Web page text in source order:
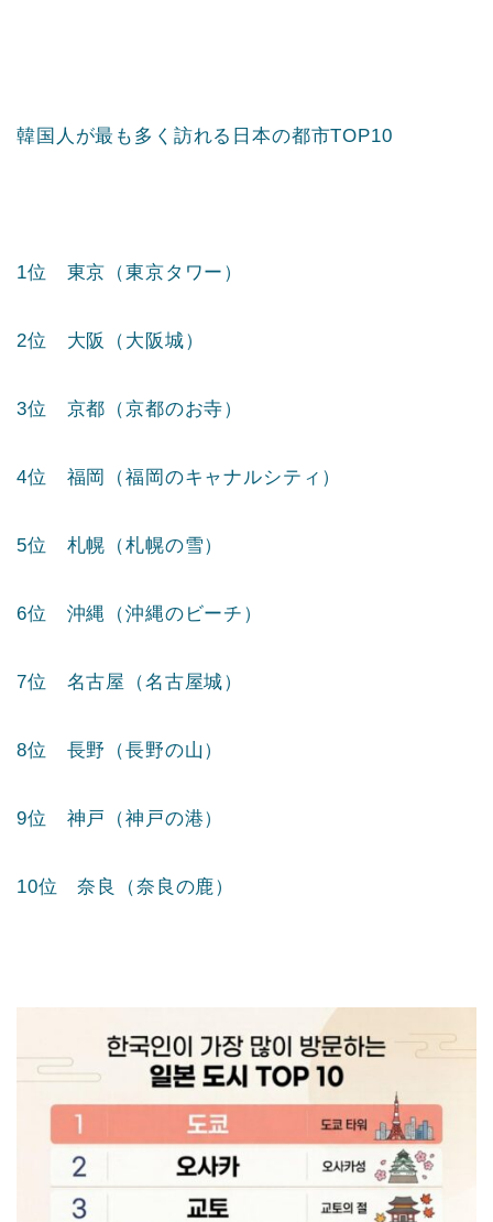
韓国人が最も多く訪れる日本の都市TOP10
1位 東京（東京タワー）
2位 大阪（大阪城）
3位 京都（京都のお寺）
4位 福岡（福岡のキャナルシティ）
5位 札幌（札幌の雪）
6位 沖縄（沖縄のビーチ）
7位 名古屋（名古屋城）
8位 長野（長野の山）
9位 神戸（神戸の港）
10位 奈良（奈良の鹿）